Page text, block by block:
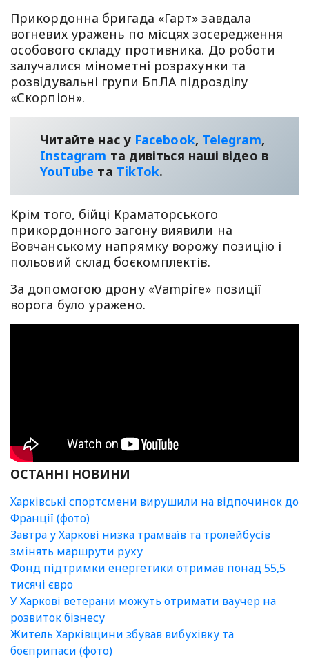
Прикордонна бригада «Гарт» завдала
вогневих уражень по місцях зосередження
особового складу противника. До роботи
залучалися мінометні розрахунки та
розвідувальні групи БпЛА підрозділу
«Скорпіон».
Читайте нас у Facebook, Telegram,
Instagram та дивіться наші відео в
YouТube та TikTok.
Крім того, бійці Краматорського
прикордонного загону виявили на
Вовчанському напрямку ворожу позицію і
польовий склад боєкомплектів.
За допомогою дрону «Vampire» позиції
ворога було уражено.
ОСТАННІ НОВИНИ
Харківські спортсмени вирушили на відпочинок до
Франції (фото)
Завтра у Харкові низка трамваїв та тролейбусів
змінять маршрути руху
Фонд підтримки енергетики отримав понад 55,5
тисячі євро
У Харкові ветерани можуть отримати ваучер на
розвиток бізнесу
Житель Харківщини збував вибухівку та
боєприпаси (фото)